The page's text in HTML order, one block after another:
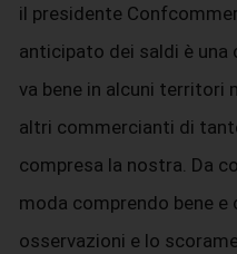
il presidente
anticipato dei saldi è
va bene in alcuni territori
altri commercianti di
compresa la nostra. Da
moda comprendo bene
osservazioni e lo